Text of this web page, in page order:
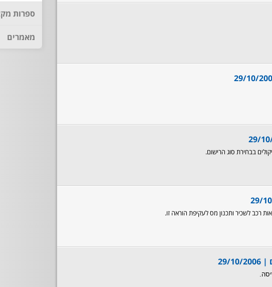
29/10/
29/
בבחירת סוג הרישום.
29/
רכב לשכיר ותכנון מס לעקיפת הוראה זו.
29/10/2006
ספרות
מאמרים